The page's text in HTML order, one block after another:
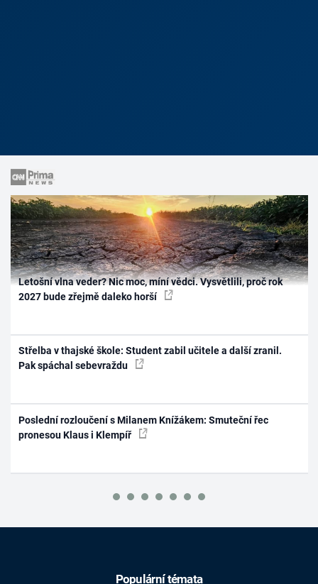
Letošní vlna veder? Nic moc, míní vědci. Vysvětlili, proč rok
2027 bude zřejmě daleko horší
Střelba v thajské škole: Student zabil učitele a další zranil.
Pak spáchal sebevraždu
Poslední rozloučení s Milanem Knížákem: Smuteční řec
pronesou Klaus i Klempíř
Populární témata